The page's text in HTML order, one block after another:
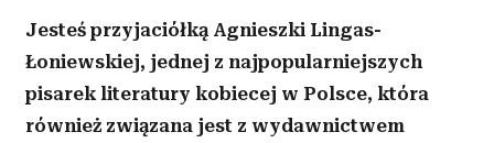
Jesteś przyjaciółką Agnieszki Lingas-
Łoniewskiej, jednej z najpopularniejszych
pisarek literatury kobiecej w Polsce, która
również związana jest z wydawnictwem